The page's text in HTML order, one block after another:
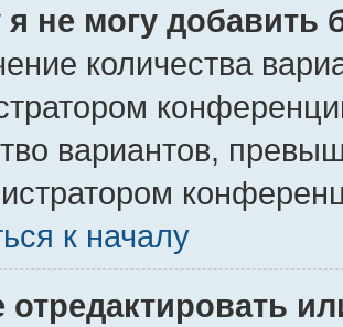
не могу добавить
количества
вариантов,
к началу
отредактировать